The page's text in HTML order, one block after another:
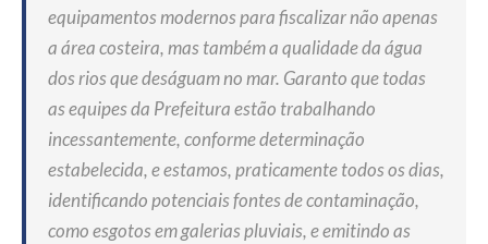
equipamentos modernos para fiscalizar não apenas
a área costeira, mas também a qualidade da água
dos rios que deságuam no mar. Garanto que todas
as equipes da Prefeitura estão trabalhando
incessantemente, conforme determinação
estabelecida, e estamos, praticamente todos os dias,
identificando potenciais fontes de contaminação,
como esgotos em galerias pluviais, e emitindo as